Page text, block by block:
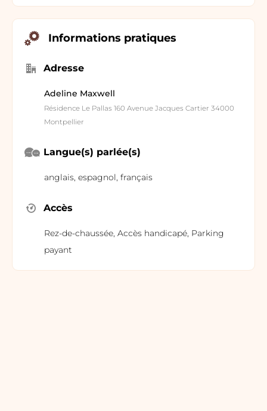
Informations pratiques
Adresse
Adeline Maxwell
Résidence Le Pallas 160 Avenue Jacques Cartier 34000
Montpellier
Langue(s) parlée(s)
anglais, espagnol, français
Accès
Rez-de-chaussée, Accès handicapé, Parking
payant